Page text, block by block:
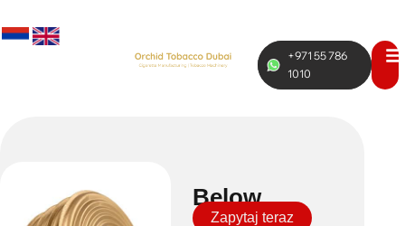
+971 55 786
1010
Below
Zapytaj teraz